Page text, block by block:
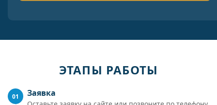
ЭТАПЫ РАБОТЫ
01 Заявка